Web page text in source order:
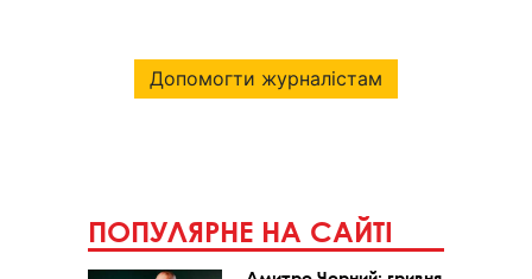
Допомогти журналістам
ПОПУЛЯРНЕ НА САЙТІ